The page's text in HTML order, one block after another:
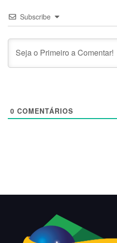
Subscribe
0 COMENTÁRIOS